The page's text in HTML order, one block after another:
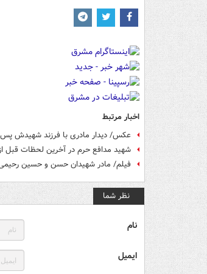
اخبار مرتبط
عکس/ دیدار مادری با فرزند شهیدش پس از ۳۱
شهید مدافع حرم در آخرین لحظات قبل
فیلم/ مادر شهیدان حسن و حسین
نظر شما
نام
ایمیل